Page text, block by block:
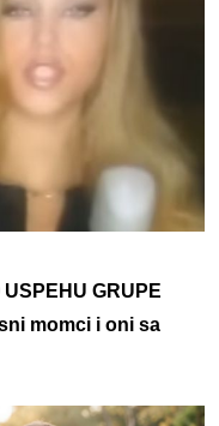
USPEHU GRUPE
momci i oni sa